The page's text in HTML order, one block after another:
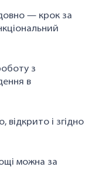
— крок за
з
в
відкрито і згідно
можна за